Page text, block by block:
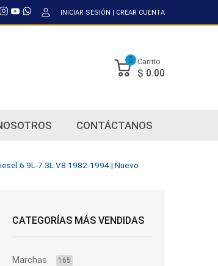
INICIAR SESIÓN | CREAR CUENTA
0 Carrito
$ 0.00
CONTÁCTANOS
6.9L-7.3L V8 1982-1994 | Nuevo
CATEGORÍAS MÁS VENDIDAS
Marchas 165